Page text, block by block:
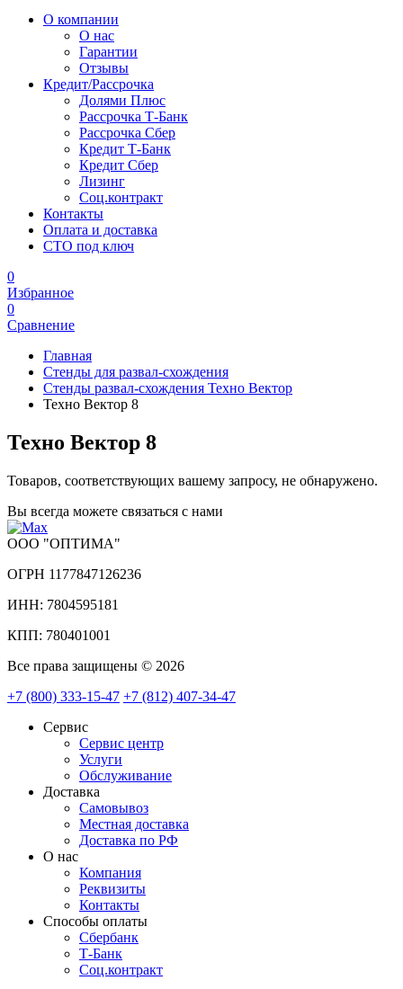
О компании
О нас
Гарантии
Отзывы
Кредит/Рассрочка
Долями Плюс
Рассрочка Т-Банк
Рассрочка Сбер
Кредит Т-Банк
Кредит Сбер
Лизинг
Соц.контракт
Контакты
Оплата и доставка
СТО под ключ
0
Избранное
0
Сравнение
Главная
Стенды для развал-схождения
Стенды развал-схождения Техно Вектор
Техно Вектор 8
Техно Вектор 8
Товаров, соответствующих вашему запросу, не обнаружено.
Вы всегда можете связаться с нами
ООО "ОПТИМА"
ОГРН 1177847126236
ИНН: 7804595181
КПП: 780401001
Все права защищены © 2026
+7 (800) 333-15-47 +7 (812) 407-34-47
Сервис
Сервис центр
Услуги
Обслуживание
Доставка
Самовывоз
Местная доставка
Доставка по РФ
О нас
Компания
Реквизиты
Контакты
Cпособы оплаты
Сбербанк
Т-Банк
Соц.контракт